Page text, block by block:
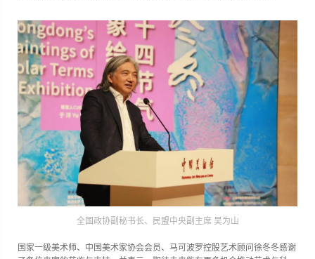
全国政协副秘书长、民盟中央副主席 吴为山
国家一级美术师、中国美术家协会会员、马可波罗控股艺术顾问徐冬冬感谢